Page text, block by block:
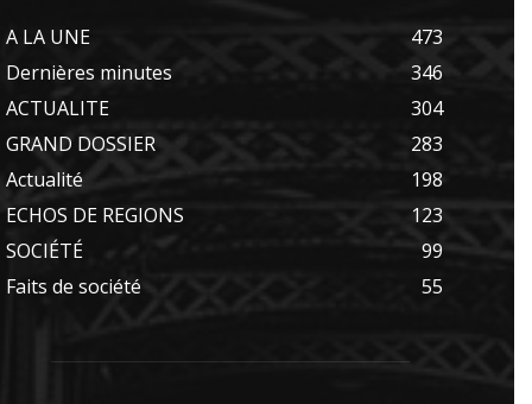
A LA UNE
473
Dernières minutes
346
ACTUALITE
304
GRAND DOSSIER
283
Actualité
198
ECHOS DE REGIONS
123
SOCIÉTÉ
99
Faits de société
55